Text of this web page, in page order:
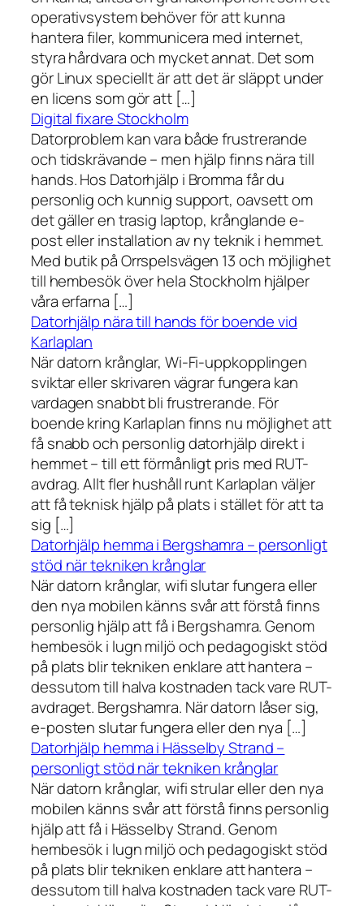
operativsystem behöver för att kunna
hantera filer, kommunicera med internet,
styra hårdvara och mycket annat. Det som
gör Linux speciellt är att det är släppt under
en licens som gör att […]
Digital fixare Stockholm
Datorproblem kan vara både frustrerande
och tidskrävande – men hjälp finns nära till
hands. Hos Datorhjälp i Bromma får du
personlig och kunnig support, oavsett om
det gäller en trasig laptop, krånglande e-
post eller installation av ny teknik i hemmet.
Med butik på Orrspelsvägen 13 och möjlighet
till hembesök över hela Stockholm hjälper
våra erfarna […]
Datorhjälp nära till hands för boende vid
Karlaplan
När datorn krånglar, Wi-Fi-uppkopplingen
sviktar eller skrivaren vägrar fungera kan
vardagen snabbt bli frustrerande. För
boende kring Karlaplan finns nu möjlighet att
få snabb och personlig datorhjälp direkt i
hemmet – till ett förmånligt pris med RUT-
avdrag. Allt fler hushåll runt Karlaplan väljer
att få teknisk hjälp på plats i stället för att ta
sig […]
Datorhjälp hemma i Bergshamra – personligt
stöd när tekniken krånglar
När datorn krånglar, wifi slutar fungera eller
den nya mobilen känns svår att förstå finns
personlig hjälp att få i Bergshamra. Genom
hembesök i lugn miljö och pedagogiskt stöd
på plats blir tekniken enklare att hantera –
dessutom till halva kostnaden tack vare RUT-
avdraget. Bergshamra. När datorn låser sig,
e-posten slutar fungera eller den nya […]
Datorhjälp hemma i Hässelby Strand –
personligt stöd när tekniken krånglar
När datorn krånglar, wifi strular eller den nya
mobilen känns svår att förstå finns personlig
hjälp att få i Hässelby Strand. Genom
hembesök i lugn miljö och pedagogiskt stöd
på plats blir tekniken enklare att hantera –
dessutom till halva kostnaden tack vare RUT-